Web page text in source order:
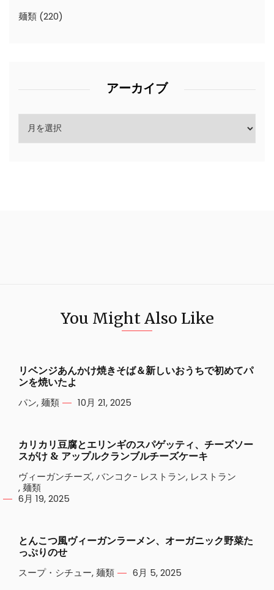
麺類 (220)
アーカイブ
You Might Also Like
リベンジあんかけ焼きそば＆新しいおうちで初めてパ
ンを焼いたよ
パン,麺類 10月 21, 2025
カリカリ豆腐とエリンギのスパゲッティ、チーズソー
スがけ & アップルクランブルチーズケーキ
ヴィーガンチーズ,バンコク- レストラン, レストラン
,麺類
6月 19, 2025
とんこつ風ヴィーガンラーメン、オーガニック野菜た
っぷりのせ
スープ・シチュー,麺類 6月 5, 2025